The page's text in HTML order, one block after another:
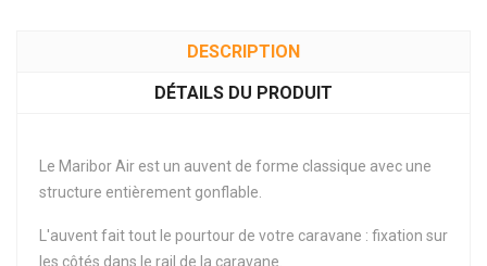
DESCRIPTION
DÉTAILS DU PRODUIT
Le Maribor Air est un auvent de forme classique avec une
structure entièrement gonflable.
L'auvent fait tout le pourtour de votre caravane : fixation sur
les côtés dans le rail de la caravane.